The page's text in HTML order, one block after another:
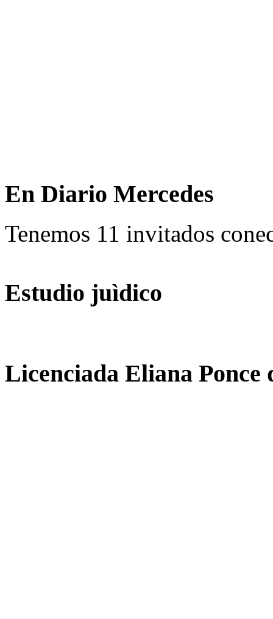
En Diario Mercedes
Tenemos 11 invitados
Estudio juìdico
Licenciada Eliana Ponce